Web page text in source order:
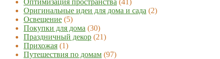
Оптимизация пространства (41)
Оригинальные идеи для дома и сада (2)
Освещение (5)
Покупки для дома (30)
Праздничный декор (21)
Прихожая (1)
Путешествия по домам (97)